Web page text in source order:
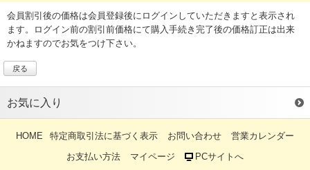
会員割引後の価格は会員登録後にログインしていただきますと表示され
ます。ログイン前の割引前価格にて購入手続き完了後の価格訂正は出来
かねますのでお気をつけ下さい。
戻る
お気に入り
HOME 特定商取引法に基づく表示 お問い合わせ
営業カレンダー
お支払い方法
マイページ PCサイトへ